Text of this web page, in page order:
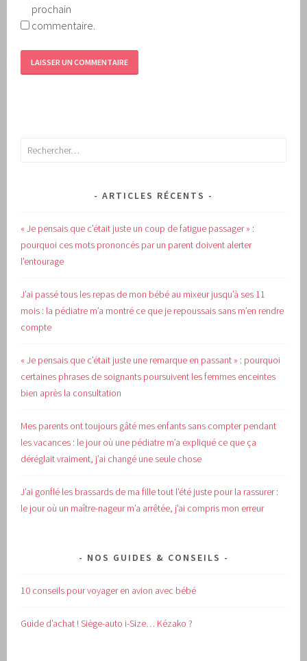
prochain
commentaire.
Rechercher :
ARTICLES RÉCENTS
« Je pensais que c’était juste un coup de fatigue passager » :
pourquoi ces mots prononcés par un parent doivent alerter
l’entourage
J’ai passé tous les repas de mon bébé au mixeur jusqu’à ses 11
mois : la pédiatre m’a montré ce que je repoussais sans m’en rendre
compte
« Je pensais que c’était juste une remarque en passant » : pourquoi
certaines phrases de soignants poursuivent les femmes enceintes
bien après la consultation
Mes parents ont toujours gâté mes enfants sans compter pendant
les vacances : le jour où une pédiatre m’a expliqué ce que ça
déréglait vraiment, j’ai changé une seule chose
J’ai gonflé les brassards de ma fille tout l’été juste pour la rassurer :
le jour où un maître-nageur m’a arrêtée, j’ai compris mon erreur
NOS GUIDES & CONSEILS
10 conseils pour voyager en avion avec bébé
Guide d’achat !Siège-auto i-Size… Kézako ?